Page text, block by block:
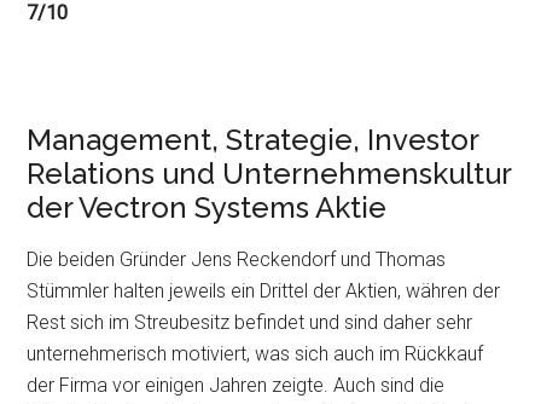
7/10
Management, Strategie, Investor
Relations und Unternehmenskultur
der Vectron Systems Aktie
Die beiden Gründer Jens Reckendorf und Thomas
Stümmler halten jeweils ein Drittel der Aktien, währen der
Rest sich im Streubesitz befindet und sind daher sehr
unternehmerisch motiviert, was sich auch im Rückkauf
der Firma vor einigen Jahren zeigte. Auch sind die